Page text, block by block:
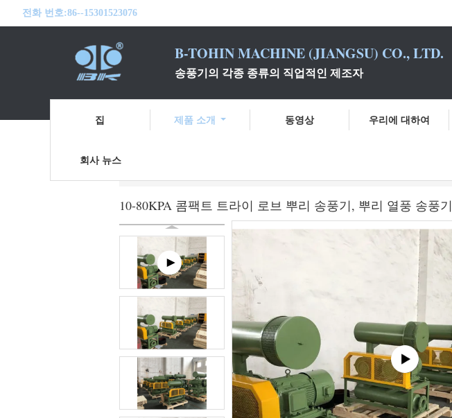
전화 번호:86--15301523076
B-TOHIN MACHINE (JIANGSU) CO., LTD.
송풍기의 각종 종류의 직업적인 제조자
집 제품 소개 동영상 우리에 대하여
회사 뉴스
10-80KPA 콤팩트 트라이 로브 뿌리 송풍기, 뿌리 열풍 송풍